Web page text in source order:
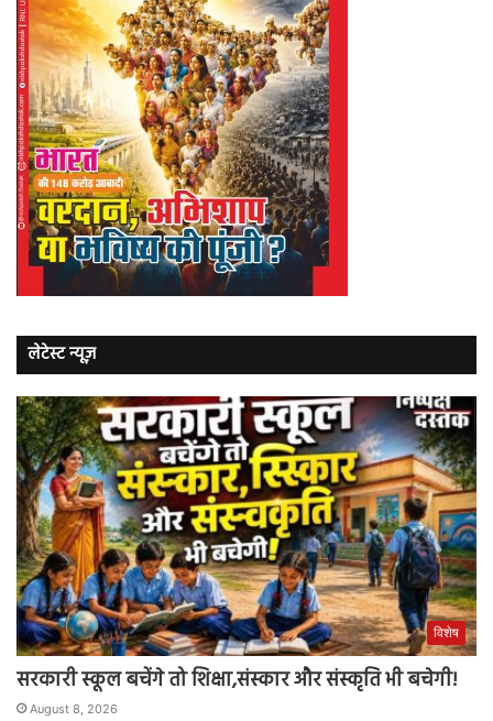
लेटेस्ट न्यूज़
विशेष
सरकारी स्कूल बचेंगे तो शिक्षा,संस्कार और संस्कृति भी बचेगी!
August 8, 2026